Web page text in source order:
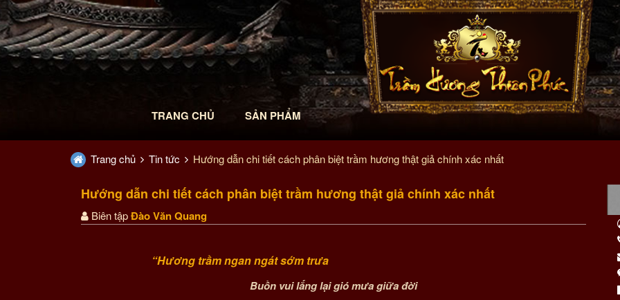
TRANG CHỦ SẢN PHẨM
Trang chủ Tin tức Hướng dẫn chi tiết cách phân biệt trầm hương thật giả chính xác nhất
Hướng dẫn chi tiết cách phân biệt trầm hương thật giả chính xác nhất
Biên tậpĐào Văn Quang
“Hương trầm ngan ngát sớm trưa
Buồn vui lắng lại gió mưa giữa đời